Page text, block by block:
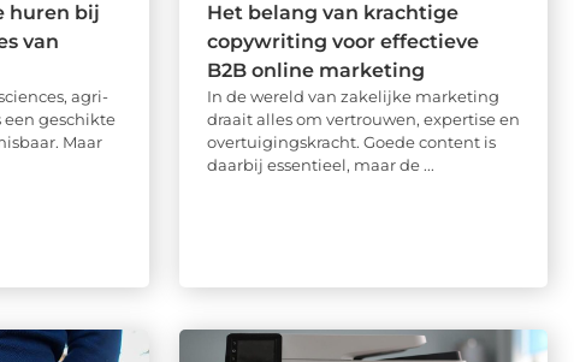
huren bij
van
agri-
geschikte
Maar
Het belang van krachtige
copywriting voor effectieve
B2B online marketing
In de wereld van zakelijke marketing
draait alles om vertrouwen, expertise en
overtuigingskracht. Goede content is
daarbij essentieel, maar de ...